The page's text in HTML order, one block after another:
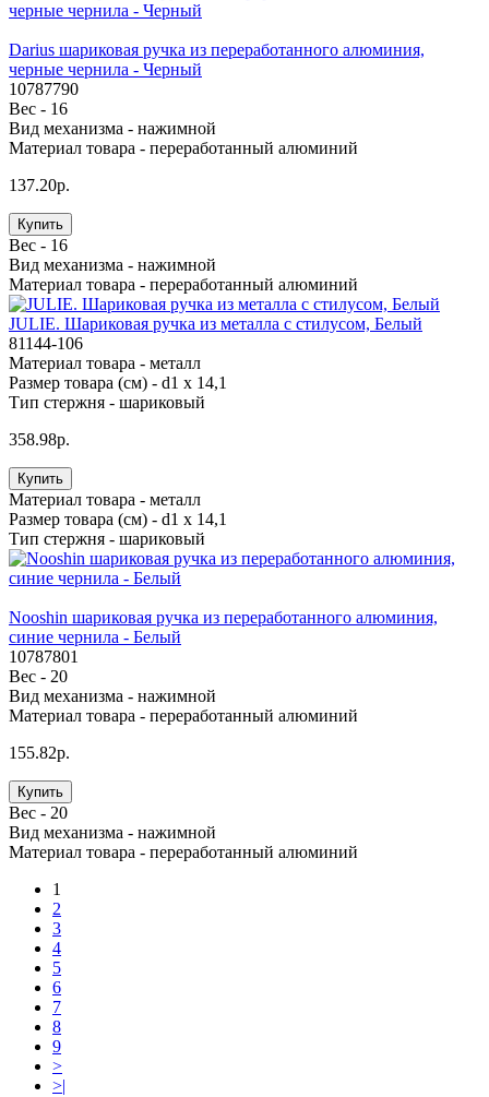
Darius шариковая ручка из переработанного алюминия,
черные чернила - Черный
10787790
Вес - 16
Вид механизма - нажимной
Материал товара - переработанный алюминий
137.20р.
Купить
Вес - 16
Вид механизма - нажимной
Материал товара - переработанный алюминий
JULIE. Шариковая ручка из металла с стилусом, Белый
81144-106
Материал товара - металл
Размер товара (см) - d1 x 14,1
Тип стержня - шариковый
358.98р.
Купить
Материал товара - металл
Размер товара (см) - d1 x 14,1
Тип стержня - шариковый
Nooshin шариковая ручка из переработанного алюминия,
синие чернила - Белый
10787801
Вес - 20
Вид механизма - нажимной
Материал товара - переработанный алюминий
155.82р.
Купить
Вес - 20
Вид механизма - нажимной
Материал товара - переработанный алюминий
1
2
3
4
5
6
7
8
9
>
>|